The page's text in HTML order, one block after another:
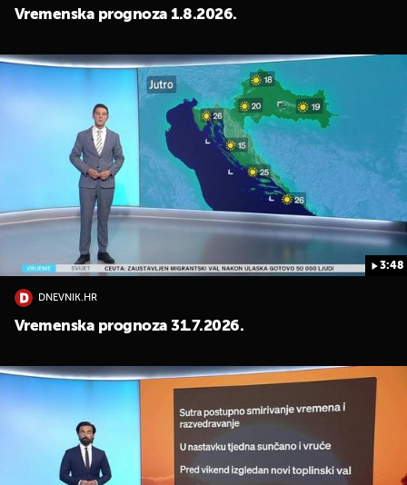
Vremenska prognoza 1.8.2026.
3:48
DNEVNIK.HR
Vremenska prognoza 31.7.2026.